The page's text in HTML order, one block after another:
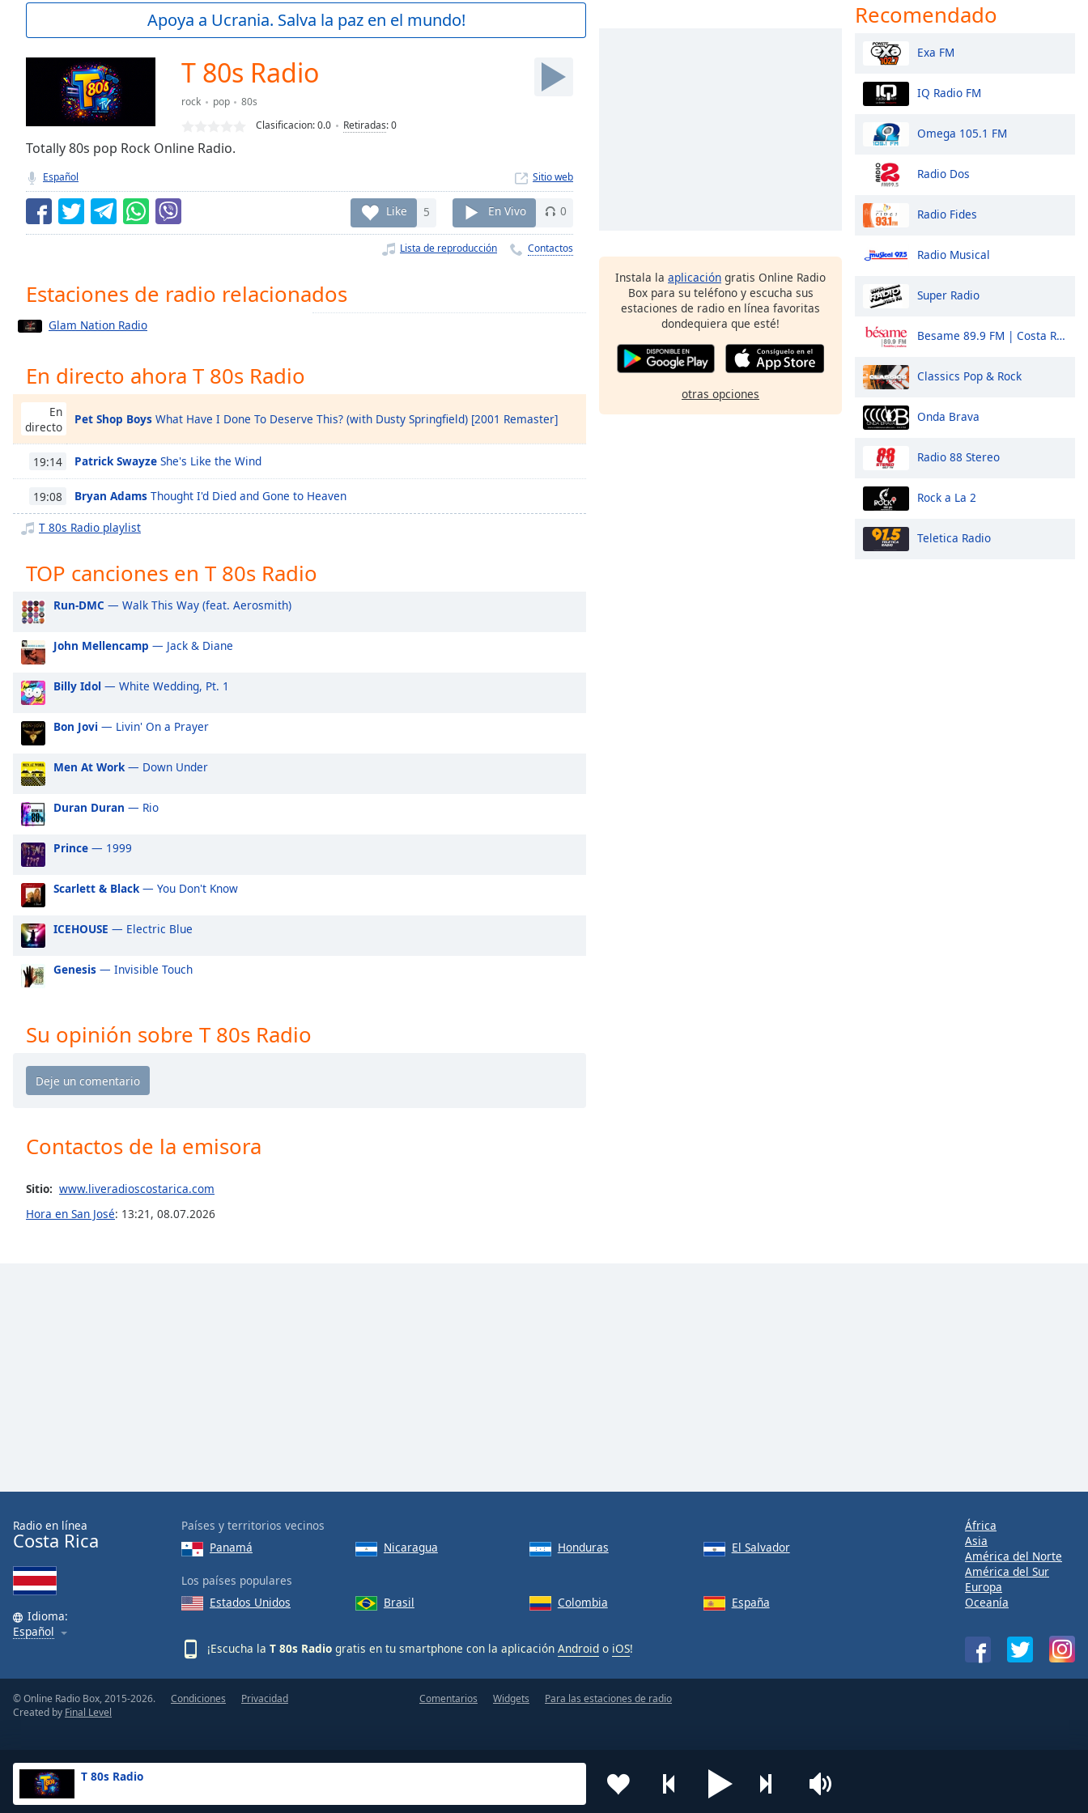
Current
Duration-:-
Stream
TypeLIVE
live,
currently
behind
LIVE
Remaining
Playback
Rate
Chapters
Chapters
Descriptions
descriptions
off,
selected
Subtitles
settings,
subtitles
settings
dialog
subtitles
off
selected
Audio
Track
Picture-
in-
Picture
Fullscreen
modal
window.
Beginning
dialog
Opacity
Font
Size
Text
Edge
Font
Family
Reset
Close
T 80s Radio
Apoya a Ucrania. Salva la paz en el mundo!
T 80s Radio
rock pop
80s
Clasificacion:0.0 Retiradas:0
Totally 80s pop Rock Online Radio.
Español Sitio web
Like 5 En Vivo 0
Lista de reproducción Contactos
Estaciones de radio relacionados
Glam Nation Radio
En directo ahora T 80s Radio
En
directo
Pet Shop Boys What Have I Done To Deserve This? (with Dusty Springfield) [2001 Remaster]
19:14 Patrick Swayze She's Like the Wind
19:08 Bryan Adams Thought I'd Died and Gone to Heaven
T 80s Radio playlist
TOP canciones en T 80s Radio
Run-DMC — Walk This Way (feat. Aerosmith)
John Mellencamp — Jack & Diane
Billy Idol — White Wedding, Pt. 1
Bon Jovi — Livin' On a Prayer
Men At Work— Down Under
Duran Duran — Rio
Prince — 1999
Scarlett & Black— You Don't Know
ICEHOUSE — Electric Blue
Genesis — Invisible Touch
Su opinión sobre T 80s Radio
Contactos de la emisora
Sitio: www.liveradioscostarica.com
Hora en San José: 13:21 , 08.07.2026
Instala la aplicación gratis Online Radio
Box para su teléfono y escucha sus
estaciones de radio en línea favoritas
dondequiera que esté!
otras opciones
Recomendado
Exa FM
IQ Radio FM
Omega 105.1 FM
Radio Dos
Radio Fides
Radio Musical
Super Radio
Besame 89.9 FM | Costa Rica
Classics Pop & Rock
Onda Brava
Radio 88 Stereo
Rock a La 2
Teletica Radio
Radio en línea
Costa Rica
Idioma:
Español
Países y territorios vecinos
Panamá
Nicaragua Honduras El Salvador
Los países populares
Estados Unidos
Brasil Colombia España
¡Escucha la T 80s Radio gratis en tu smartphone con la aplicación Android o iOS!
África
Asia
América del Norte
América del Sur
Europa
Oceanía
© Online Radio Box, 2015-2026.
Created by Final Level
Condiciones Privacidad Comentarios Widgets Para las estaciones de radio